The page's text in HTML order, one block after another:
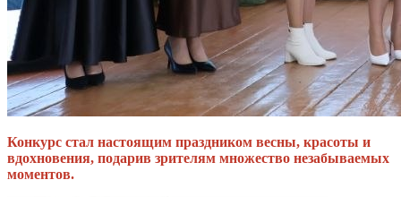
Конкурс стал настоящим праздником весны, красоты и
вдохновения, подарив зрителям множество незабываемых
моментов.